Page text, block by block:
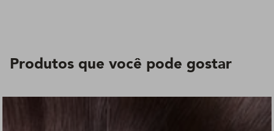
Produtos que você pode gostar